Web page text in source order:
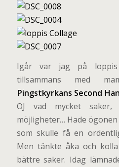
Igår var jag på
tillsammans med
Pingstkyrkans Second
OJ vad mycket
möjligheter… Hade
som skulle få en
Men tänkte åka och
bättre saker. Idag